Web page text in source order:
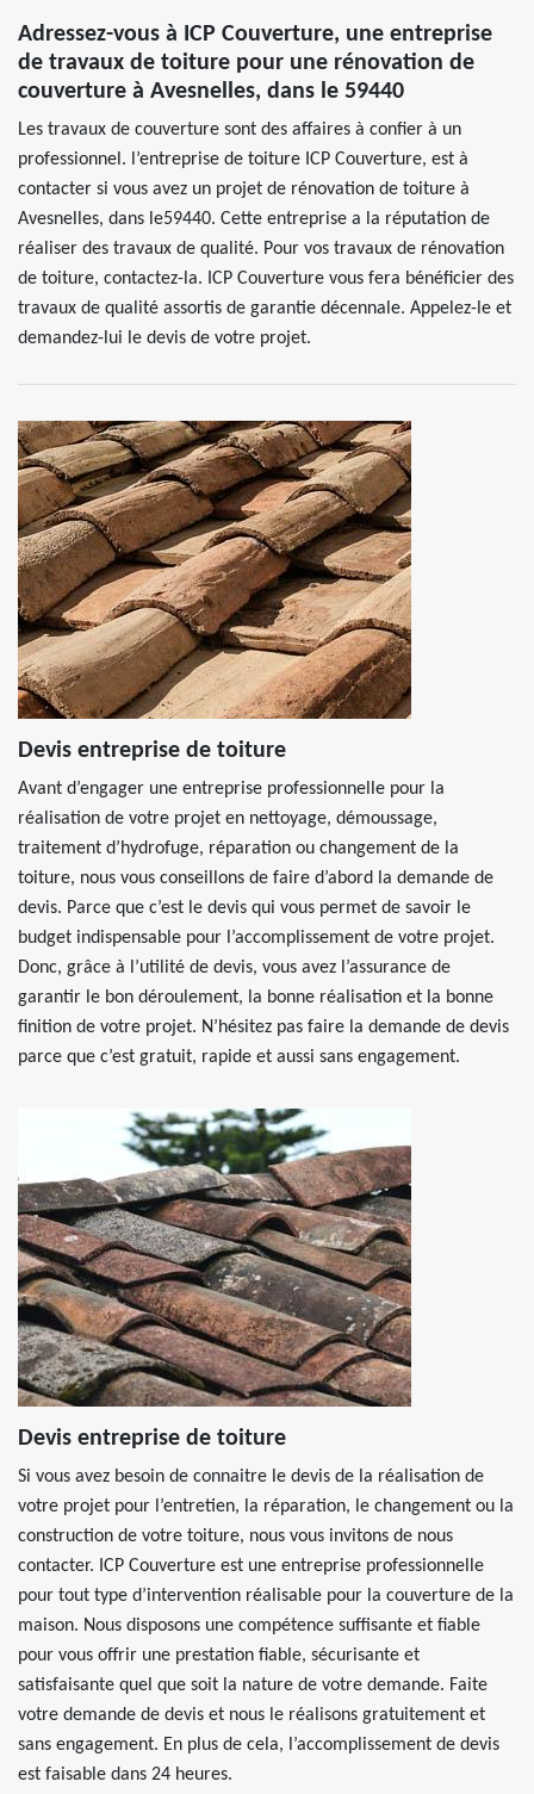
Adressez-vous à ICP Couverture, une entreprise
de travaux de toiture pour une rénovation de
couverture à Avesnelles, dans le 59440
Les travaux de couverture sont des affaires à confier à un
professionnel. l’entreprise de toiture ICP Couverture, est à
contacter si vous avez un projet de rénovation de toiture à
Avesnelles, dans le59440. Cette entreprise a la réputation de
réaliser des travaux de qualité. Pour vos travaux de rénovation
de toiture, contactez-la. ICP Couverture vous fera bénéficier des
travaux de qualité assortis de garantie décennale. Appelez-le et
demandez-lui le devis de votre projet.
Devis entreprise de toiture
Avant d’engager une entreprise professionnelle pour la
réalisation de votre projet en nettoyage, démoussage,
traitement d’hydrofuge, réparation ou changement de la
toiture, nous vous conseillons de faire d’abord la demande de
devis. Parce que c’est le devis qui vous permet de savoir le
budget indispensable pour l’accomplissement de votre projet.
Donc, grâce à l’utilité de devis, vous avez l’assurance de
garantir le bon déroulement, la bonne réalisation et la bonne
finition de votre projet. N’hésitez pas faire la demande de devis
parce que c’est gratuit, rapide et aussi sans engagement.
Devis entreprise de toiture
Si vous avez besoin de connaitre le devis de la réalisation de
votre projet pour l’entretien, la réparation, le changement ou la
construction de votre toiture, nous vous invitons de nous
contacter. ICP Couverture est une entreprise professionnelle
pour tout type d’intervention réalisable pour la couverture de la
maison. Nous disposons une compétence suffisante et fiable
pour vous offrir une prestation fiable, sécurisante et
satisfaisante quel que soit la nature de votre demande. Faite
votre demande de devis et nous le réalisons gratuitement et
sans engagement. En plus de cela, l’accomplissement de devis
est faisable dans 24 heures.